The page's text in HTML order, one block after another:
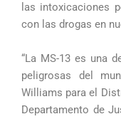
las intoxicaciones
con las drogas en
“La MS-13 es una
peligrosas del
Williams para el
Departamento de